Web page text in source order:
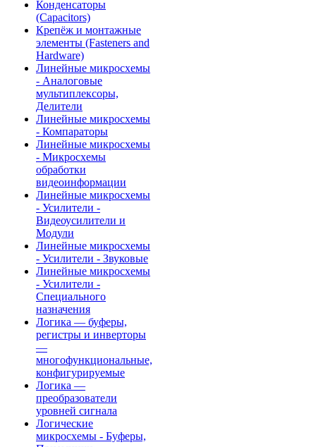
Конденсаторы
(Capacitors)
Крепёж и монтажные
элементы (Fasteners and
Hardware)
Линейные микросхемы
- Аналоговые
мультиплексоры,
Делители
Линейные микросхемы
- Компараторы
Линейные микросхемы
- Микросхемы
обработки
видеоинформации
Линейные микросхемы
- Усилители -
Видеоусилители и
Модули
Линейные микросхемы
- Усилители - Звуковые
Линейные микросхемы
- Усилители -
Специального
назначения
Логика — буферы,
регистры и инверторы
—
многофункциональные,
конфигурируемые
Логика —
преобразователи
уровней сигнала
Логические
микросхемы - Буферы,